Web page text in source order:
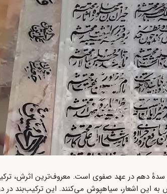
-۹۹۶ ه‍ ق)، شاعر فارسی‌سرای سدهٔ دهم در عهد صفوی است.
این اشعار، سیاهپوش می‌کنند. این ترکیب‌بند در